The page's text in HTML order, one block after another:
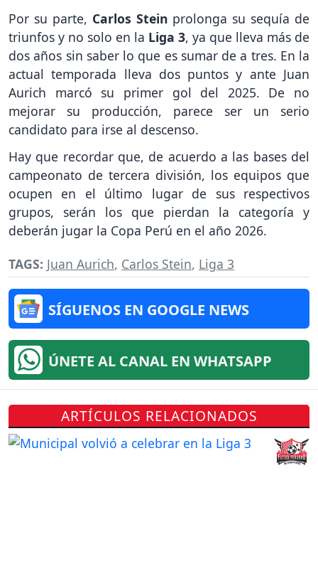
Por su parte, Carlos Stein prolonga su sequía de
triunfos y no solo en la Liga 3, ya que lleva más de
dos años sin saber lo que es sumar de a tres. En la
actual temporada lleva dos puntos y ante Juan
Aurich marcó su primer gol del 2025. De no
mejorar su producción, parece ser un serio
candidato para irse al descenso.
Hay que recordar que, de acuerdo a las bases del
campeonato de tercera división, los equipos que
ocupen en el último lugar de sus respectivos
grupos, serán los que pierdan la categoría y
deberán jugar la Copa Perú en el año 2026.
TAGS: Juan Aurich, Carlos Stein, Liga 3
SÍGUENOS EN GOOGLE NEWS
ÚNETE AL CANAL EN WHATSAPP
ARTÍCULOS RELACIONADOS